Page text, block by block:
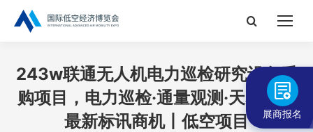
搜
243w联通无人机电力巡检研究设备采
购项目，电力巡检·通量观测·天幕秀等
最新标讯商机丨低空项目
展商报名